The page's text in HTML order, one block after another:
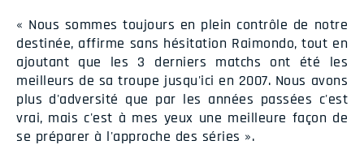
« Nous sommes toujours en plein contrôle de notre
destinée, affirme sans hésitation Raimondo, tout en
ajoutant que les 3 derniers matchs ont été les
meilleurs de sa troupe jusqu'ici en 2007. Nous avons
plus d'adversité que par les années passées c'est
vrai, mais c'est à mes yeux une meilleure façon de
se préparer à l'approche des séries ».